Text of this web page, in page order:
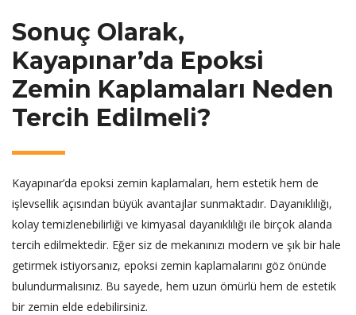
Sonuç Olarak,
Kayapınar’da Epoksi
Zemin Kaplamaları Neden
Tercih Edilmeli?
Kayapınar’da epoksi zemin kaplamaları, hem estetik hem de
işlevsellik açısından büyük avantajlar sunmaktadır. Dayanıklılığı,
kolay temizlenebilirliği ve kimyasal dayanıklılığı ile birçok alanda
tercih edilmektedir. Eğer siz de mekanınızı modern ve şık bir hale
getirmek istiyorsanız, epoksi zemin kaplamalarını göz önünde
bulundurmalısınız. Bu sayede, hem uzun ömürlü hem de estetik
bir zemin elde edebilirsiniz.